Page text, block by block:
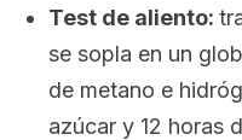
Test de aliento:
se sopla en un
de metano e
azúcar y 12 horas